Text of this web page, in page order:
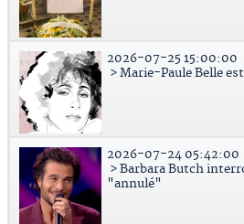
2026-07-25 15:00:00
> Marie-Paule Belle
2026-07-24 05:42:00
> Barbara Butch
"annulé"